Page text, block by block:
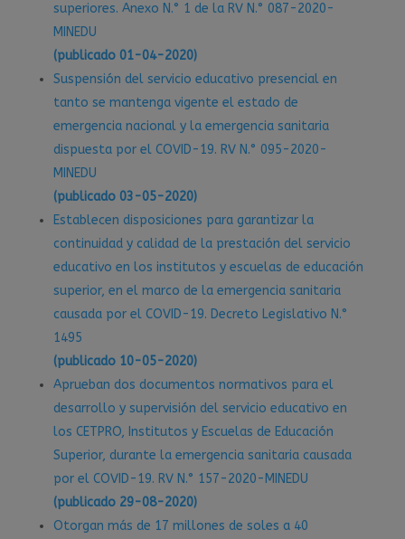
superiores. Anexo N.° 1 de la RV N.° 087-2020-
MINEDU
(publicado 01-04-2020)
Suspensión del servicio educativo presencial en
tanto se mantenga vigente el estado de
emergencia nacional y la emergencia sanitaria
dispuesta por el COVID-19. RV N.° 095-2020-
MINEDU
(publicado 03-05-2020)
Establecen disposiciones para garantizar la
continuidad y calidad de la prestación del servicio
educativo en los institutos y escuelas de educación
superior, en el marco de la emergencia sanitaria
causada por el COVID-19. Decreto Legislativo N.°
1495
(publicado 10-05-2020)
Aprueban dos documentos normativos para el
desarrollo y supervisión del servicio educativo en
los CETPRO, Institutos y Escuelas de Educación
Superior, durante la emergencia sanitaria causada
por el COVID-19. RV N.° 157-2020-MINEDU
(publicado 29-08-2020)
Otorgan más de 17 millones de soles a 40